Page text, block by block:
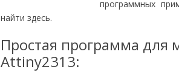
программных
найти здесь.
Простая программа для
Аttiny2313: